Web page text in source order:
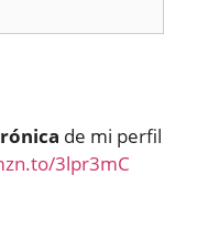
de mi perfil
3lpr3mC